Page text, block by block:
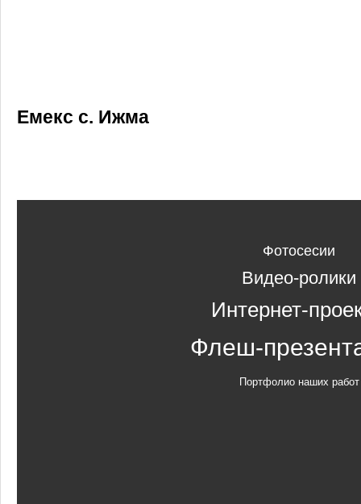
Емекс с. Ижма
Фотосесии
Видео-ролики
Интернет-
Флеш-
Портфолио наших работ